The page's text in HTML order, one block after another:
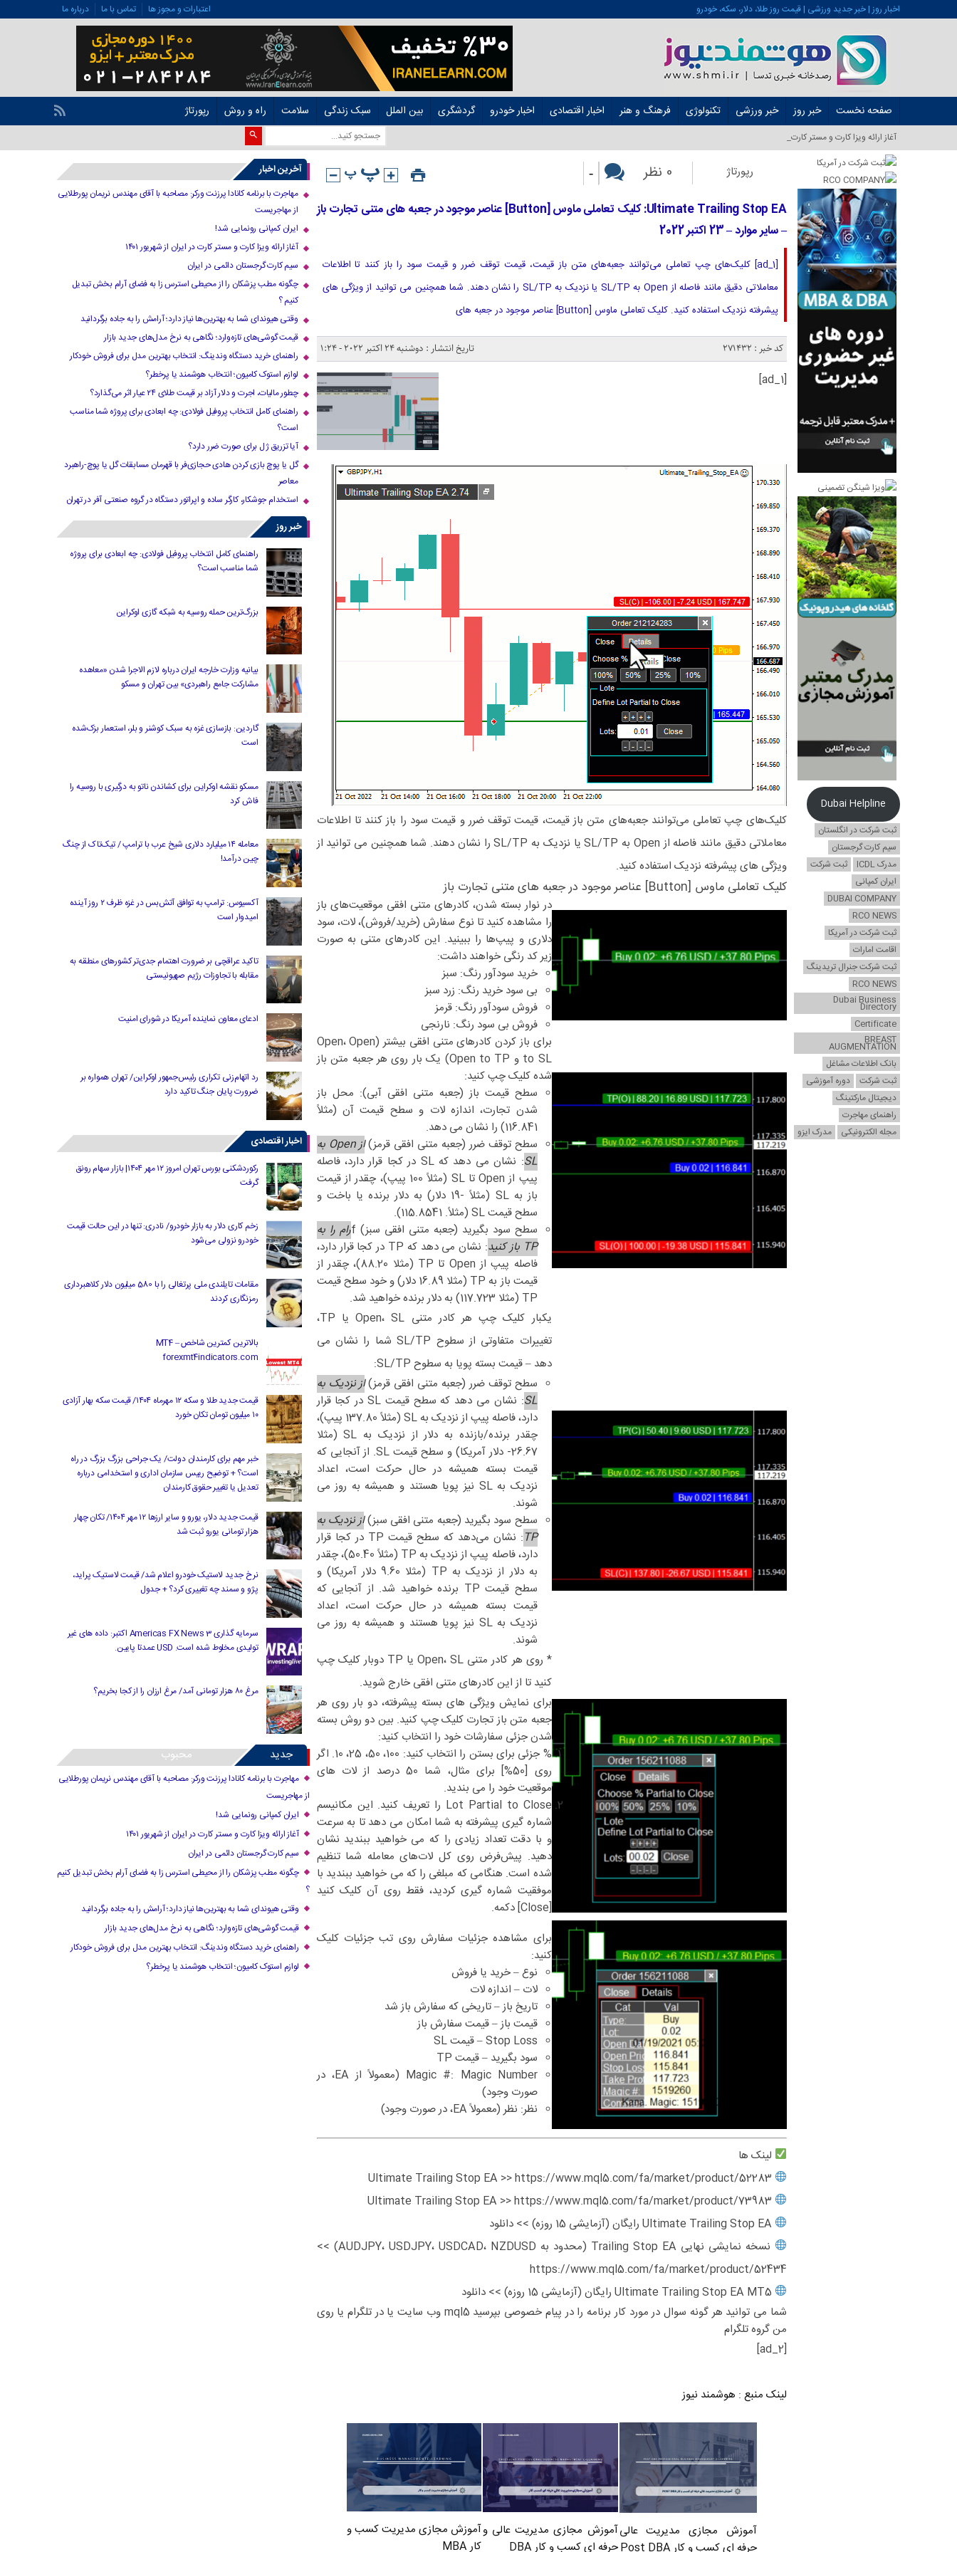
اخبار روز | خبر جدید ورزشی | قیمت روز طلا، دلار، سکه، خودرو اعتبارات و مجوز ها تماس با ما درباره ما
صفحه نخست خبر روز خبر ورزشی تکنولوژی فرهنگ و هنر اخبار اقتصادی اخبار خودرو گردشگری بین الملل سبک زندگی سلامت راه و روش رپورتاژ
آغاز ارائه ویزا کارت و مستر کارت در ایران از شهریور _
رپورتاژ 0 نظر -
Ultimate Trailing Stop EA: کلیک تعاملی ماوس [Button] عناصر موجود در جعبه های متنی تجارت باز
– سایر موارد – 23 اکتبر 2022
[ad_1] کلیک‌های چپ تعاملی می‌توانند جعبه‌های متن باز قیمت، قیمت توقف ضرر و قیمت سود را باز کنند تا اطلاعات
معاملاتی دقیق مانند فاصله از Open به SL/TP یا نزدیک به SL/TP را نشان دهند. شما همچنین می توانید از ویژگی های
پیشرفته نزدیک استفاده کنید. کلیک تعاملی ماوس [Button] عناصر موجود در جعبه های
کد خبر : 271432 تاریخ انتشار : دوشنبه 24 اکتبر 2022 - 1:24
[ad_1]
کلیک‌های چپ تعاملی می‌توانند جعبه‌های متن باز قیمت، قیمت توقف ضرر و قیمت سود را باز کنند تا اطلاعات
معاملاتی دقیق مانند فاصله از Open به SL/TP یا نزدیک به SL/TP را نشان دهند. شما همچنین می توانید از
ویژگی های پیشرفته نزدیک استفاده کنید.
کلیک تعاملی ماوس [Button] عناصر موجود در جعبه های متنی تجارت باز
در نوار بسته شدن، کادرهای متنی افقی موقعیت‌های باز
را مشاهده کنید تا نوع سفارش (خرید/فروش)، لات، سود
دلاری و پیپ‌ها را ببینید. این کادرهای متنی به صورت
زیر کد رنگی خواهند داشت:
خرید سودآور رنگ: سبز
بی سود خرید رنگ: زرد سبز
فروش سودآور رنگ: قرمز
فروش بی سود رنگ: نارنجی
برای باز کردن کادرهای متنی افقی بیشتر (Open، Open
to SL و Open to TP) یک بار روی هر جعبه متن باز
شده کلیک چپ کنید:
سطح قیمت باز (جعبه متنی افقی آبی): محل باز
شدن تجارت، اندازه لات و سطح قیمت آن (مثلاً
116.841) را نشان می دهد.
سطح توقف ضرر (جعبه متنی افقی قرمز)
از Open به
SL
: نشان می دهد که SL در کجا قرار دارد، فاصله
پیپ از Open تا SL (مثلاً 100 پیپ)، چقدر از قیمت
باز به SL (مثلاً -19 دلار) به دلار برنده یا باخت و
سطح قیمت SL (مثلاً. 115.8541).
سطح سود بگیرید (جعبه متنی افقی سبز) f رام را به
TP باز کنید
: نشان می دهد که TP در کجا قرار دارد،
فاصله پیپ از Open تا TP (مثلا 88.20)، چقدر از
قیمت باز به TP (مثلا 16.89 دلار) و خود سطح قیمت
TP (مثلا 117.723) به دلار برنده خواهید شد.
یکبار کلیک چپ هر کادر متنی Open، SL یا TP،
تغییرات متفاوتی از سطوح SL/TP شما را نشان می
دهد–قیمت بسته پویا به سطوح SL/TP:
سطح توقف ضرر (جعبه متنی افقی قرمز)از نزدیک به
SL
: نشان می دهد که سطح قیمت SL در کجا قرار
دارد، فاصله پیپ از نزدیک به SL (مثلاً 137.80 پیپ)،
چقدر برنده/بازنده به دلار از نزدیک به SL (مثلا
26.67- دلار آمریکا) و سطح قیمت SL. از آنجایی که
قیمت بسته همیشه در حال حرکت است، اعداد
نزدیک به SL نیز پویا هستند و همیشه به روز می
شوند.
سطح سود بگیرید (جعبه متنی افقی سبز)از نزدیک به
TP
: نشان می‌دهد که سطح قیمت TP در کجا قرار
دارد، فاصله پیپ از نزدیک به TP (مثلاً 50.40)، چقدر
به دلار از نزدیک به TP (مثلا 9.60 دلار آمریکا) و
سطح قیمت TP برنده خواهید شد. از آنجایی که
قیمت بسته همیشه در حال حرکت است، اعداد
نزدیک به SL نیز پویا هستند و همیشه به روز می
شوند.
* روی هر کادر متنی Open، SL یا TP دوبار کلیک چپ
کنید تا از این کادرهای متنی افقی خارج شوید.
برای نمایش ویژگی های بسته پیشرفته، دو بار روی هر
جعبه متن باز تجارت کلیک چپ کنید. بین دو روش بسته
شدن جزئی سفارشات خود را انتخاب کنید:
% جزئی برای بستن را انتخاب کنید: 100، 50، 25، 10. اگر
روی [50%] برای مثال، شما 50 درصد از لات های
موقعیت خود را می بندید.
Lot Partial to Close را تعریف کنید. این مکانیسم
شماره گیری پیشرفته به شما امکان می دهد تا به سرعت
و با دقت تعداد زیادی را که می خواهید ببندید نشان
دهید. پیش‌فرض روی کل لات‌های معامله شما تنظیم
شده است. هنگامی که مبلغی را که می خواهید ببندید با
موفقیت شماره گیری کردید، فقط روی آن کلیک کنید
[Close] دکمه.
برای مشاهده جزئیات سفارش روی تب جزئیات کلیک
کنید:
نوع – خرید یا فروش
لات – اندازه لات
تاریخ باز – تاریخی که سفارش باز شد
قیمت باز – قیمت سفارش باز
Stop Loss – قیمت SL
سود بگیرید – قیمت TP
Magic #: Magic Number (معمولاً از EA، در
صورت وجود)
نظر: نظر (معمولاً EA، در صورت وجود)
لینک ها
https://www.mql5.com/fa/market/product/52283
https://www.mql5.com/fa/market/product/73983
دانلود
نسخه نمایشی نهایی Trailing Stop EA (محدود به AUDJPY، USDJPY، USDCAD، NZDUSD) >>
https://www.mql5.com/fa/market/product/52434
دانلود
شما می توانید هر گونه سوال در مورد کار برنامه را در پیام خصوصی بپرسید mql5 وب سایت یا در تلگرام یا روی
منگروه تلگرام
[ad_2]
لینک منبع : هوشمند نیوز
آموزش مجازی مدیریت عالی
حرفه ای کسب و کار Post DBA
آموزش مجازی مدیریت عالی و
حرفه ای کسب و کار DBA
آموزش مجازی مدیریت کسب و
کار MBA
Dubai Helpline
ثبت شرکت در انگلستان
سیم کارت گرجستان
مدرک ICDL
ثبت شرکت
ایران کمپانی
DUBAI COMPANY
RCO NEWS
ثبت شرکت در آمریکا
اقامت امارات
ثبت شرکت جنرال تریدینگ
RCO NEWS
Dubai Business
Directory
Certificate
BREAST
AUGMENTATION
بانک اطلاعات مشاغل
ثبت شرکت
دوره آموزشی
دیجیتال مارکتینگ
راهنمای مهاجرت
مجله الکترونیکی
مدرک ایزو
آخرین اخبار
مهاجرت با برنامه کانادا پرزنت ورکر: مصاحبه با آقای مهندس نریمان پورطلایی
از مهاجریست
ایران کمپانی رونمایی شد!
آغاز ارائه ویزا کارت و مستر کارت در ایران از شهریور ۱۴۰۱
سیم کارت گرجستان دائمی در ایران
چگونه مطب پزشکان را از محیطی استرس زا به فضای آرام بخش تبدیل
کنیم ؟
وقتی هیوندای شما به بهترین‌ها نیاز دارد؛ آرامش را به جاده برگردانید
قیمت گوشی‌های تازه‌وارد؛ نگاهی به نرخ مدل‌های جدید بازار
راهنمای خرید دستگاه وندینگ: انتخاب بهترین مدل برای فروش خودکار
لوازم استوک کامیون؛ انتخاب هوشمند یا پرخطر؟
چطور مالیات، اجرت و دلار آزاد بر قیمت طلای ۲۴ عیار اثر می‌گذارد؟
راهنمای کامل انتخاب پروفیل فولادی: چه ابعادی برای پروژه شما مناسب
است؟
آیا تزریق ژل برای صورت ضرر دارد​؟
گل یا پوچ بازی کردن هادی حجازی‌فر با قهرمان مسابقات گل یا پوچ-راهبرد
معاصر
استخدام جوشکار، کارگر ساده و اپراتور دستگاه در گروه صنعتی آفر در تهران
خبر روز
راهنمای کامل انتخاب پروفیل فولادی: چه ابعادی برای پروژه
شما مناسب است؟
بزرگ‌ترین حمله روسیه به شبکه گازی اوکراین
بیانیه وزارت خارجه ایران درباره لازم‌ الاجرا شدن «معاهده
مشارکت جامع راهبردی» بین تهران و مسکو
گاردین: بازسازی غزه به سبک کوشنر و بلر، استعمار بزک‌شده
است
مسکو نقشه اوکراین برای کشاندن ناتو به درگیری با روسیه را
فاش کرد
معامله ۱۴ میلیارد دلاری شیخ عرب با ترامپ / تیک‌تاک از چنگ
چین درآمد!
آکسیوس: ترامپ به توافق آتش‌بس در غزه ظرف ۲ روز آینده
امیدوار است
تاکید عراقچی بر ضرورت اهتمام جدی‌تر کشورهای منطقه به
مقابله با تجاوزات رژیم صهیونیستی
ادعای معاون نماینده آمریکا در شورای امنیت
رد اتهام‌زنی تکراری رئیس‌جمهور اوکراین/ تهران همواره بر
ضرورت پایان جنگ تاکید دارد
اخبار اقتصادی
رکوردشکنی بورس تهران امروز ۱۲ مهر ۱۴۰۴| بازار سهام رونق
گرفت
زخم کاری دلار به بازار خودرو/ نادری: تنها در این حالت قیمت
خودرو نزولی می‌شود
مقامات تایلندی ملی پرتغالی را با 580 میلیون دلار کلاهبرداری
رمزنگاری کردند
بالاترین کمترین شاخص MT4 –
forexmt4indicators.com
قیمت جدید طلا و سکه ۱۲ مهرماه ۱۴۰۴/ قیمت سکه بهار آزادی
۱۰ میلیون تومان تکان خورد
خبر مهم برای کارمندان دولت/ یک جراحی بزرگ بزرگ در راه
است؟ + توضیح رییس سازمان اداری و استخدامی درباره
تعدیل یا تغییر حقوق کارمندان
قیمت جدید دلار، یورو و سایر ارزها ۱۲ مهر ۱۴۰۴/ تکان چهار
هزار تومانی یورو ثبت شد
نرخ جدید لاستیک خودرو اعلام شد/ قیمت لاستیک پراید،
پژو و سمند چه تغییری کرد؟ + جدول
سرمایه گذاری Americas FX News 3 اکتبر: داده های غیر
تولیدی مخلوط شده است. USD عمدتا پایین.
مرغ ۸۰ هزار تومانی آمد/ مرغ ارزان را از کجا بخریم؟
جدید محبوب
مهاجرت با برنامه کانادا پرزنت ورکر: مصاحبه با آقای مهندس نریمان پورطلایی
از مهاجریست
ایران کمپانی رونمایی شد!
آغاز ارائه ویزا کارت و مستر کارت در ایران از شهریور ۱۴۰۱
سیم کارت گرجستان دائمی در ایران
چگونه مطب پزشکان را از محیطی استرس زا به فضای آرام بخش تبدیل کنیم
؟
وقتی هیوندای شما به بهترین‌ها نیاز دارد؛ آرامش را به جاده برگردانید
قیمت گوشی‌های تازه‌وارد؛ نگاهی به نرخ مدل‌های جدید بازار
راهنمای خرید دستگاه وندینگ: انتخاب بهترین مدل برای فروش خودکار
لوازم استوک کامیون؛ انتخاب هوشمند یا پرخطر؟